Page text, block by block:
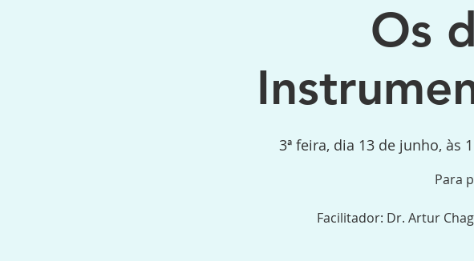
Os
3ª feira, dia 13 de junho, às
Para
Facilitador: Dr. Artur